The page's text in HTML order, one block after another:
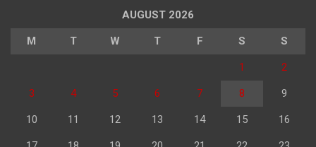
AUGUST 2026
M T W T F S S
1 2
3 4 5 6 7 8 9
10 11 12 13 14 15 16